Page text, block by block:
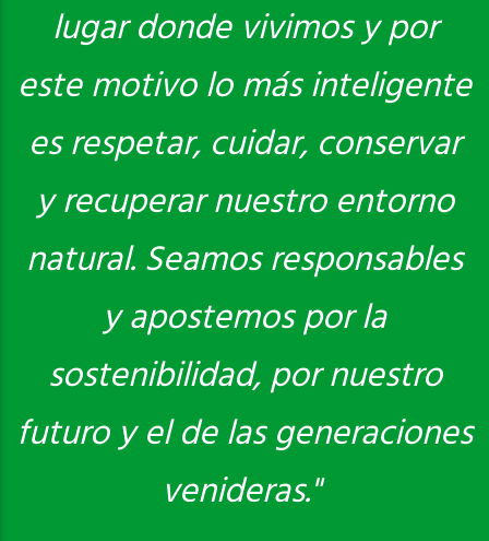
lugar donde vivimos y por
este motivo lo más inteligente
es respetar, cuidar, conservar
y recuperar nuestro entorno
natural. Seamos responsables
y apostemos por la
sostenibilidad, por nuestro
futuro y el de las generaciones
venideras."